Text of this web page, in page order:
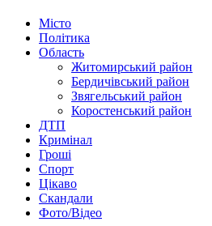
Місто
Політика
Область
Житомирський район
Бердичівський район
Звягельський район
Коростенський район
ДТП
Кримінал
Гроші
Спорт
Цікаво
Скандали
Фото/Відео